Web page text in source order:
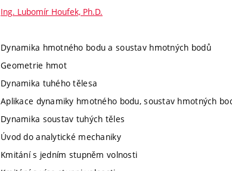
Ing. Lubomír Houfek, Ph.D.
Dynamika hmotného bodu a soustav hmotných bodů
Geometrie hmot
Dynamika tuhého tělesa
Aplikace dynamiky hmotného bodu, soustav hmotných
Dynamika soustav tuhých těles
Úvod do analytické mechaniky
Kmitání s jedním stupněm volnosti